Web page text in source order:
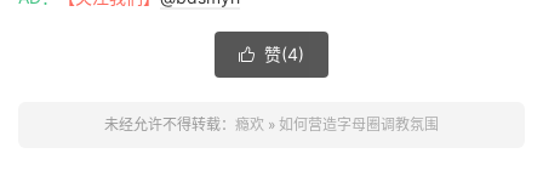
 赞(4)
未经允许不得转载： 瘾欢 » 如何营造字母圈调教氛围